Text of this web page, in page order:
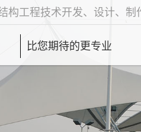
构工程技术开发、设计、制
比您期待的更专业